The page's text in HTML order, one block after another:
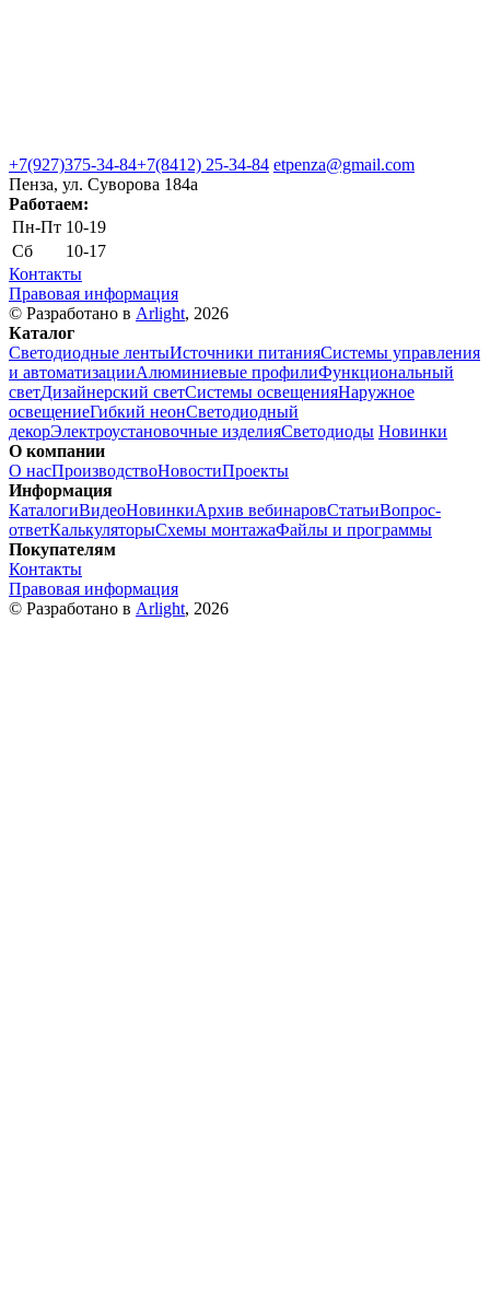
+7(927)375-34-84+7(8412) 25-34-84 etpenza@gmail.com
Пенза, ул. Cуворова 184а
Работаем:
Пн-Пт 10-19
Сб
10-17
Контакты
Правовая информация
© Разработано в Arlight, 2026
Каталог
Светодиодные лентыИсточники питанияСистемы управления
и автоматизацииАлюминиевые профилиФункциональный
светДизайнерский светСистемы освещенияНаружное
освещениеГибкий неонСветодиодный
декорЭлектроустановочные изделияСветодиоды Новинки
О компании
О насПроизводствоНовостиПроекты
Информация
КаталогиВидеоНовинкиАрхив вебинаровСтатьиВопрос-
ответКалькуляторыСхемы монтажаФайлы и программы
Покупателям
Контакты
Правовая информация
© Разработано в Arlight, 2026